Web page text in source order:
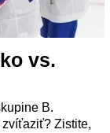
vs.
B.
zvíťaziť? Zistite,